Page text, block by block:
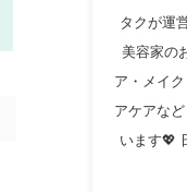
タクが運
美容家の
ア・メイ
アケアな
います💖